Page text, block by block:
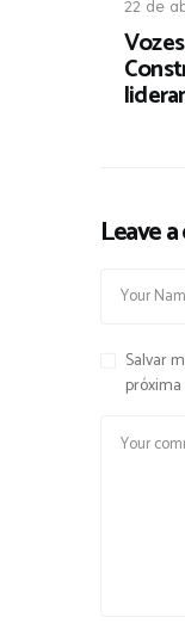
22 de
Leave
Salvar